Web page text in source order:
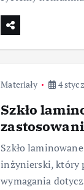
Materiały 4
Szkło
Szkło
inżynierski, który
wymagania